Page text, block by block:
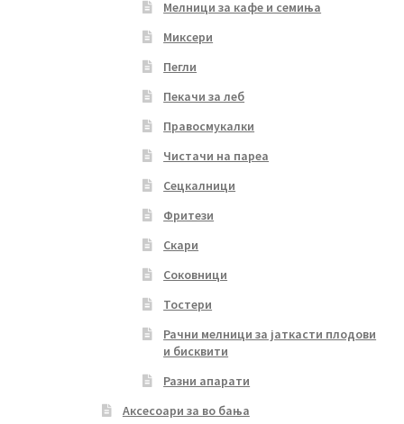
Мелници за кафе и семиња
Миксери
Пегли
Пекачи за леб
Правосмукалки
Чистачи на пареа
Сецкалници
Фритези
Скари
Соковници
Тостери
Рачни мелници за јаткасти плодови
и бисквити
Разни апарати
Аксесоари за во бања